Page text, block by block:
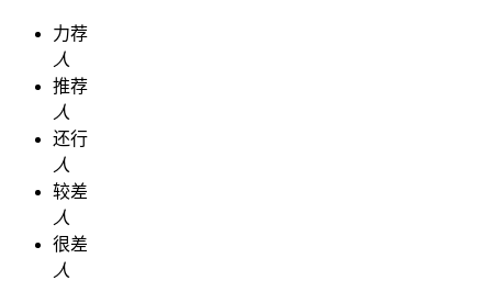
力荐
人
推荐
人
还行
人
较差
人
很差
人